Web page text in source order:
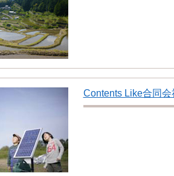
Contents Like合同会